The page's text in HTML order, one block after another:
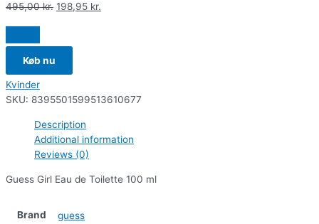
495,00kr. 198,95 kr.
Køb nu
Kvinder
SKU: 8395501599513610677
Description
Additional information
Reviews (0)
Guess Girl Eau de Toilette 100 ml
Brand guess